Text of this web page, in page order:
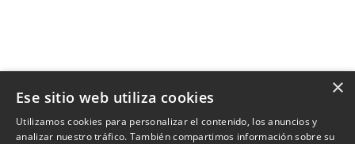
×
Ese sitio web utiliza cookies
Utilizamos cookies para personalizar el contenido, los anuncios y
analizar nuestro tráfico. También compartimos información sobre su